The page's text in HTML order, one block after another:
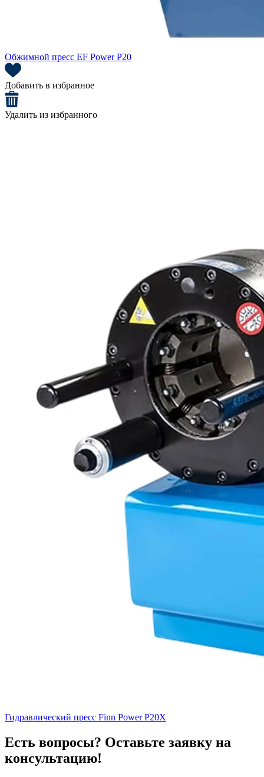
Обжимной пресс EF Power P20
Добавить в избранное
Удалить из избранного
Гидравлический пресс Finn Power P20X
Есть вопросы? Оставьте заявку на
консультацию!